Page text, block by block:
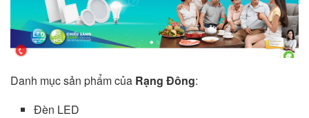
Danh mục sản phẩm của Rạng Đông:
Đèn LED